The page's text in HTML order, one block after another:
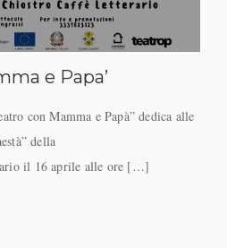
e Papa’
con Mamma e Papà” dedica alle
della
il 16 aprile alle ore […]